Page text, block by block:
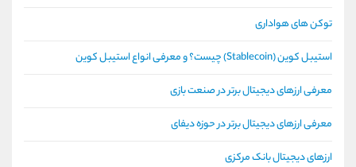
توکن های هواداری
استیبل کوین (Stablecoin) چیست؟ و معرفی انواع استیبل کوین
معرفی ارزهای دیجیتال برتر در صنعت بازی
معرفی ارزهای دیجیتال برتر در حوزه دیفای
ارزهای دیجیتال بانک مرکزی